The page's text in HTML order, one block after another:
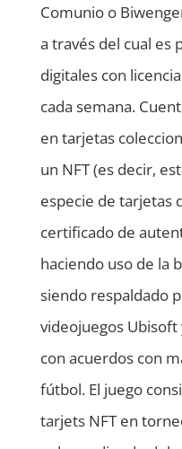
Comunio o
a través del cual es
digitales con
cada semana.
en tarjetas
un NFT (es decir,
especie de tarjetas
certificado de
haciendo uso de la
siendo respaldado
videojuegos
con acuerdos con
fútbol. El juego
tarjets NFT en